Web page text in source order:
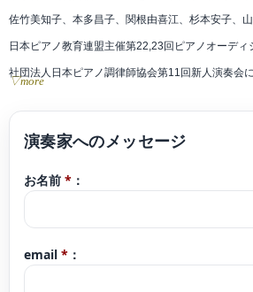
佐竹美知子、本多昌子、関根由喜江、杉本安子、山
日本ピアノ教育連盟主催第22,23回ピアノオーディ
社団法人日本ピアノ調律師協会第11回新人演奏会
ブログコンサート予定 https://ameblo.jp/
クラシックyoutubeチャンネル「さんチャンネル」
▽more
お名前 * ：
email * ：